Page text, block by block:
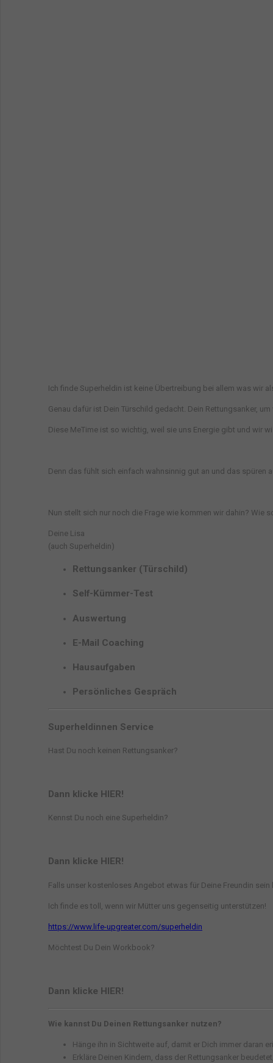
Ich finde Superheldin ist keine Übertreibung bei allem was wir
Genau dafür ist Dein Türschild gedacht. Dein Rettungsanker,
Diese MeTime ist so wichtig, weil sie uns Energie gibt und wir
Denn das fühlt sich einfach wahnsinnig gut an und das spüren
Nun stellt sich nur noch die Frage wie kommen wir dahin? Wie
Deine Lisa
(auch Superheldin)
Rettungsanker (Türschild)
Self-Kümmer-Test
Auswertung
E-Mail Coaching
Hausaufgaben
Persönliches Gespräch
Superheldinnen Service
Hast Du noch keinen Rettungsanker?
Dann klicke HIER!
Kennst Du noch eine Superheldin?
Dann klicke HIER!
Falls unser kostenloses Angebot etwas für Deine Freundin
Ich finde es toll, wenn wir Mütter uns gegenseitig unterstützen!
https://www.life-upgreater.com/superheldin
Möchtest Du Dein Workbook?
Dann klicke HIER!
Wie kannst Du Deinen Rettungsanker nutzen?
Hänge ihn in Sichtweite auf, damit er Dich immer daran
Erkläre Deinen Kindern, dass der Rettungsanker